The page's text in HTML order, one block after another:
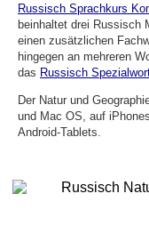
Russisch Sprachkurs
beinhaltet drei Russisch
einen zusätzlichen
hingegen an mehreren
das Russisch
Der Natur und
und Mac OS, auf
Android-Tablets.